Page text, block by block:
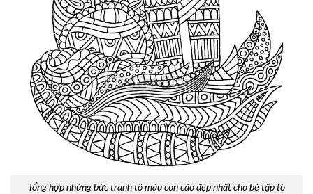
Tổng hợp những bức tranh tô màu con cáo đẹp nhất cho bé tập tô